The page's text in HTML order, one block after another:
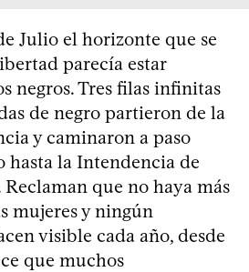
Julio el horizonte que se
parecía estar
negros. Tres filas infinitas
de negro partieron de la
y caminaron a paso
hasta la Intendencia de
que no haya más
mujeres y ningún
visible cada año, desde
que muchos